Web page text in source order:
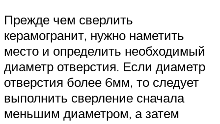
Прежде чем сверлить
керамогранит, нужно наметить
место и определить необходимый
диаметр отверстия. Если диаметр
отверстия более 6мм, то следует
выполнить сверление сначала
меньшим диаметром, а затем